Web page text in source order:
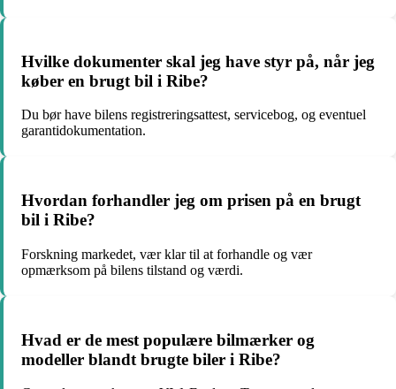
Hvilke dokumenter skal jeg have styr på, når jeg
køber en brugt bil i Ribe?
Du bør have bilens registreringsattest, servicebog, og eventuel
garantidokumentation.
Hvordan forhandler jeg om prisen på en brugt
bil i Ribe?
Forskning markedet, vær klar til at forhandle og vær
opmærksom på bilens tilstand og værdi.
Hvad er de mest populære bilmærker og
modeller blandt brugte biler i Ribe?